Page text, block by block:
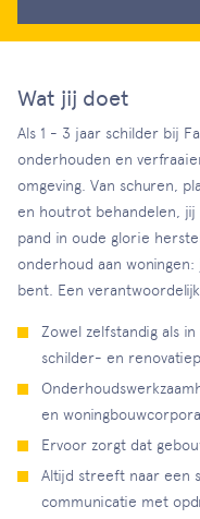
Wat jij doet
Als 1 - 3 jaar schilder bij
onderhouden en
omgeving. Van schuren,
en houtrot behandelen,
pand in oude glorie
onderhoud aan
bent. Een
Zowel zelfstandig als
schilder- en
en
Ervoor zorgt dat
Altijd streeft naar een
communicatie met